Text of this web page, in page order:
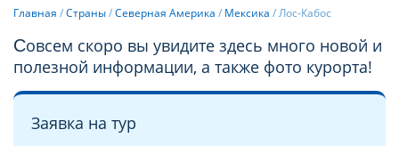
Главная /Страны/Северная Америка / Мексика /Лос-Кабос
Совсем скоро вы увидите здесь много новой и
полезной информации, а также фото курорта!
Заявка на тур